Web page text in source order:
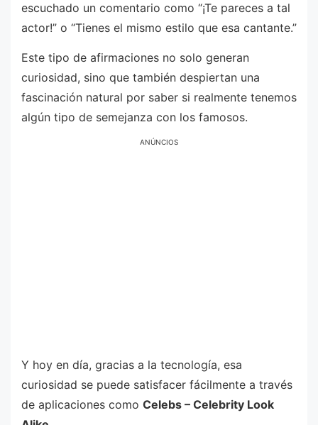
escuchado un comentario como “¡Te pareces a tal
actor!” o “Tienes el mismo estilo que esa cantante.”
Este tipo de afirmaciones no solo generan
curiosidad, sino que también despiertan una
fascinación natural por saber si realmente tenemos
algún tipo de semejanza con los famosos.
ANÚNCIOS
Y hoy en día, gracias a la tecnología, esa
curiosidad se puede satisfacer fácilmente a través
de aplicaciones como Celebs – Celebrity Look